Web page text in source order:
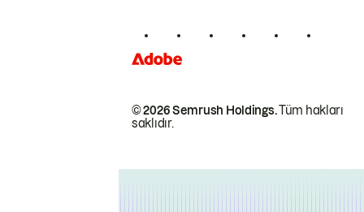
© 2026 Semrush Holdings.Tüm hakları
saklıdır.